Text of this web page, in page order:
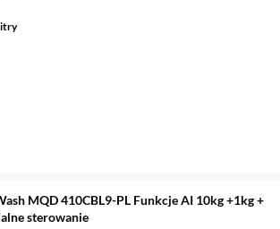
MQD 410CBL9-PL Funkcje AI 10kg +1kg +
sterowanie